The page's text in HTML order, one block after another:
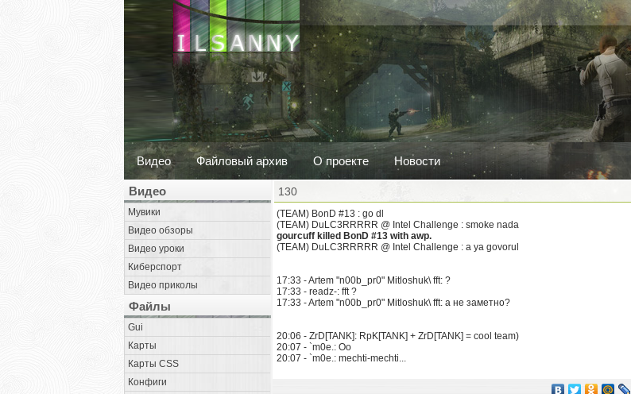
Видео Файловый архив О проекте Новости
Видео
Мувики
Видео обзоры
Видео уроки
Киберспорт
Видео приколы
Файлы
Gui
Карты
Карты CSS
Конфиги
130
(TEAM) BonD #13 : go dl
(TEAM) DuLC3RRRRR @ Intel Challenge : smoke nada
gourcuff killed BonD #13 with awp.
(TEAM) DuLC3RRRRR @ Intel Challenge : a ya govorul
17:33 - Artem "n00b_pr0" Mitloshuk\ fft: ?
17:33 - readz-: fft ?
17:33 - Artem "n00b_pr0" Mitloshuk\ fft: а не заметно?
20:06 - ZrD[TANK]: RpK[TANK] + ZrD[TANK] = cool team)
20:07 - `m0e.: Oo
20:07 - `m0e.: mechti-mechti...